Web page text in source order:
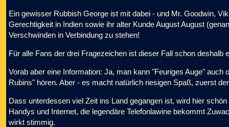
Ein gewisser Rubbish George ist mit dabei - und Mr. Goodwin,
Gerechtigkeit in Indien sowie ihr alter Kunde August August
Verschwinden in Verbindung zu stehen!
Für alle Fans der drei Fragezeichen ist dieser Fall schon deshalb
Vorab aber eine Information: Ja, man kann "Feuriges Auge"
Rubins" hören. Aber - es macht natürlich riesigen Spaß, zuerst
Dass unterdessen viel Zeit ins Land gegangen ist, wird hier
Handys und Internet, die legendäre Telefonlawine bekommt
wirkt stimmig.